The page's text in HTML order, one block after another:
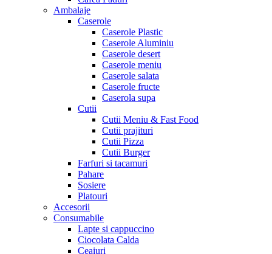
Ambalaje
Caserole
Caserole Plastic
Caserole Aluminiu
Caserole desert
Caserole meniu
Caserole salata
Caserole fructe
Caserola supa
Cutii
Cutii Meniu & Fast Food
Cutii prajituri
Cutii Pizza
Cutii Burger
Farfuri si tacamuri
Pahare
Sosiere
Platouri
Accesorii
Consumabile
Lapte si cappuccino
Ciocolata Calda
Ceaiuri